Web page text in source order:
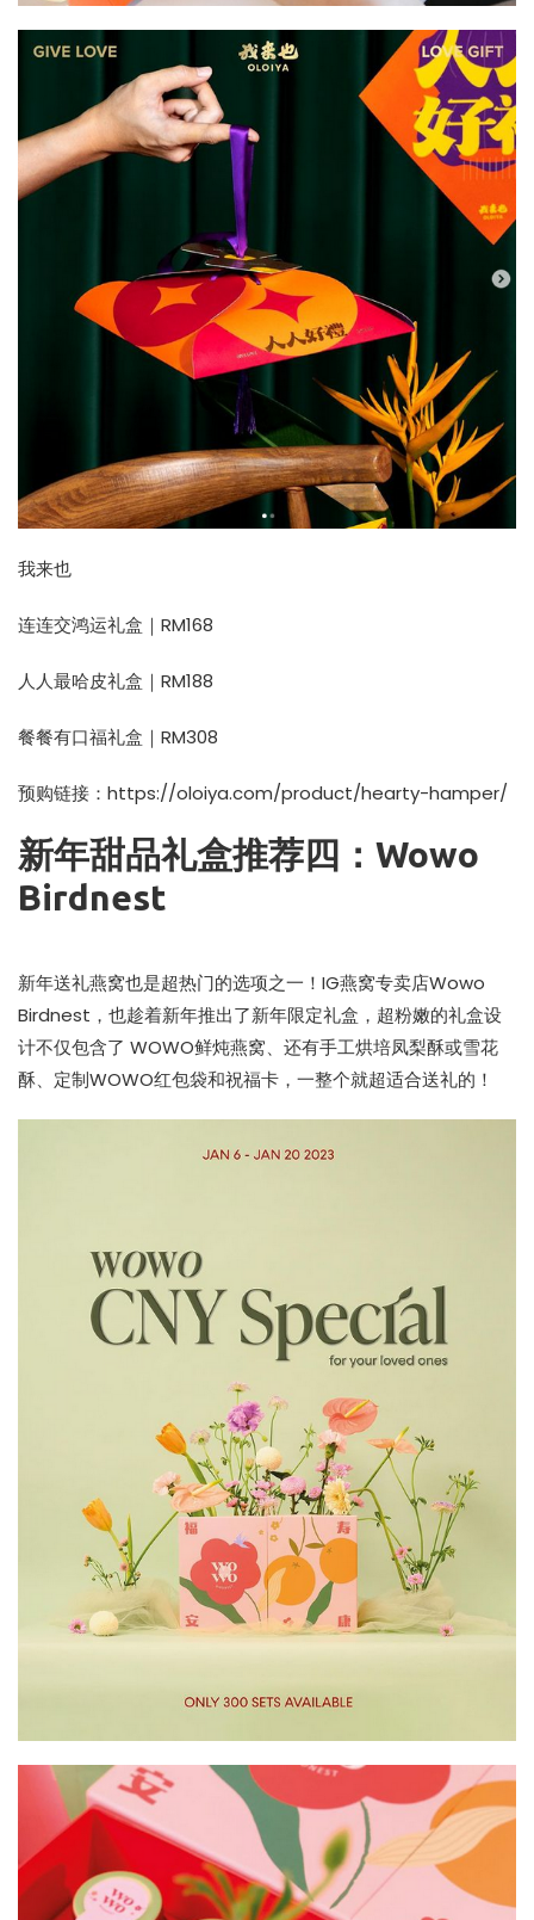
我来也
连连交鸿运礼盒｜RM168
人人最哈皮礼盒｜RM188
餐餐有口福礼盒｜RM308
预购链接： https://oloiya.com/product/hearty-hamper/
新年甜品礼盒推荐四：Wowo
Birdnest
新年送礼燕窝也是超热门的选项之一！IG燕窝专卖店Wowo
Birdnest，也趁着新年推出了新年限定礼盒，超粉嫩的礼盒设
计不仅包含了 WOWO鲜炖燕窝、还有手工烘培凤梨酥或雪花
酥、定制WOWO红包袋和祝福卡，一整个就超适合送礼的！